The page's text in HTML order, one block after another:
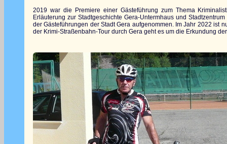
2019 war die Premiere einer Gästeführung zum Thema
Erläuterung zur Stadtgeschichte Gera-Untermhaus und
der Gästeführungen der Stadt Gera aufgenommen. Im Jahr 2022 ist
der Krimi-Straßenbahn-Tour durch Gera geht es um die Erkundung